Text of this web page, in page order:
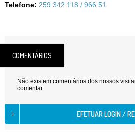
Telefone: 259 342 118 / 966 51
COMENTÁRIOS
Não existem comentários dos nossos
comentar.